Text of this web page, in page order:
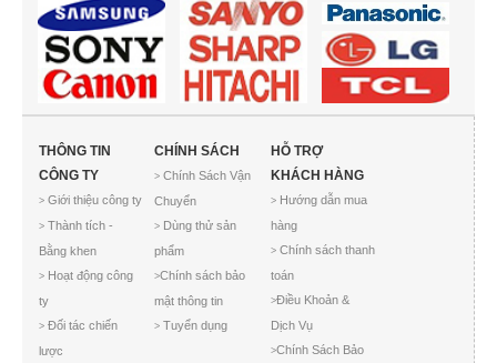
THÔNG TIN
CÔNG TY
> Giới thiệu công ty
> Thành tích -
Bằng khen
> Hoạt động công
ty
> Đối tác chiến
lược
CHÍNH SÁCH
> Chính Sách Vận
Chuyển
> Dùng thử sản
phẩm
>Chính sách bảo
mật thông tin
> Tuyển dụng
HỖ TRỢ
KHÁCH HÀNG
>Hướng dẫn mua
hàng
>Chính sách thanh
toán
>Điều Khoản &
Dịch Vụ
>Chính Sách Bảo